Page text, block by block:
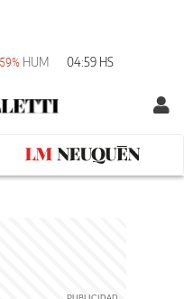
59% HUM 04:59 HS